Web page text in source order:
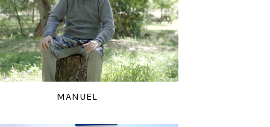
MANUEL